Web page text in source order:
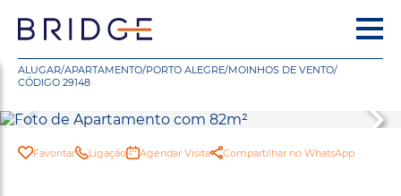
ALUGAR/APARTAMENTO/PORTO ALEGRE/MOINHOS DE VENTO/
CÓDIGO 29148
Favoritar Ligação Agendar Visita Compartilhar no WhatsApp